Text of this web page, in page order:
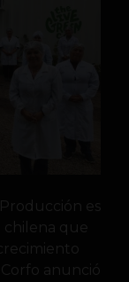
es
que
anunció